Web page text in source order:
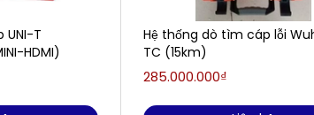
UNI-T
HDMI)
Hệ thống dò tìm cáp lỗi
TC (15km)
285.000.000₫